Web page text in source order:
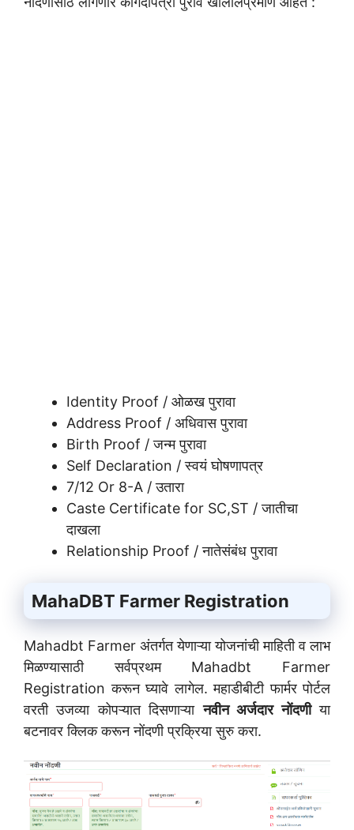
Identity Proof / ओळख पुरावा
Address Proof / अधिवास पुरावा
Birth Proof / जन्म पुरावा
Self Declaration / स्वयं घोषणापत्र
7/12 Or 8-A / उतारा
Caste Certificate for SC,ST / जातीचा
दाखला
Relationship Proof / नातेसंबंध पुरावा
MahaDBT Farmer Registration
Mahadbt Farmer अंतर्गत येणाऱ्या योजनांची माहिती व लाभ
मिळण्यासाठी सर्वप्रथम Mahadbt Farmer
Registration करून घ्यावे लागेल. महाडीबीटी फार्मर पोर्टल
वरती उजव्या कोपऱ्यात दिसणाऱ्यानवीन अर्जदार नोंदणीया
बटनावर क्लिक करून नोंदणी प्रक्रिया सुरु करा.